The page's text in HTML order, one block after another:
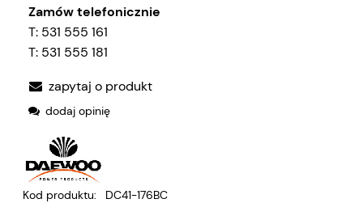
Zamów telefonicznie
T: 531 555 161
T: 531 555 181
zapytaj o produkt
dodaj opinię
Kod produktu: DC41-176BC